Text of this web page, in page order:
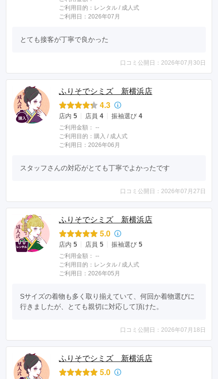
ご利用目的： レンタル / 成人式
ご利用日：2026年07月
とても接客が丁寧で良かった
口コミ公開日：2026年07月30日
ふりそでシミズ 新横浜店
4.3
店内 5 店員 4 振袖選び 4
ご利用金額： --
ご利用目的： 購入 / 成人式
ご利用日：2026年06月
スタッフさんの対応がとても丁寧でよかったです
口コミ公開日：2026年07月27日
ふりそでシミズ 新横浜店
5.0
店内 5 店員 5 振袖選び 5
ご利用金額： --
ご利用目的： レンタル / 成人式
ご利用日：2026年05月
Sサイズの着物も多く取り揃えていて、何回か着物選びに
行きましたが、とても親切に対応して頂けた。
口コミ公開日：2026年07月18日
ふりそでシミズ 新横浜店
5.0